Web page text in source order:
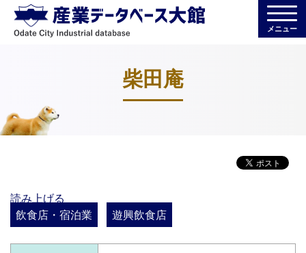
メニュー
柴田庵
読み上げる
飲食店・宿泊業
遊興飲食店